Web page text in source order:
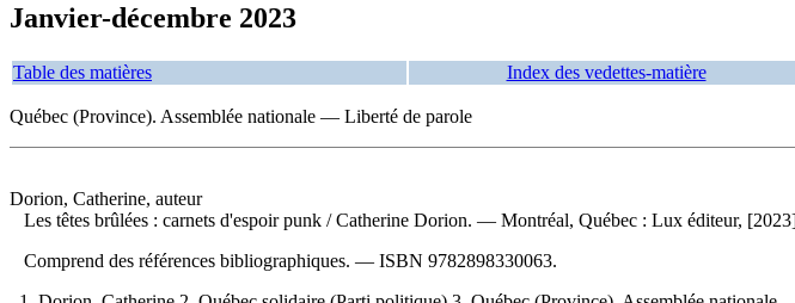
Janvier-décembre 2023
Table des matières Index des vedettes-matière
Québec (Province). Assemblée nationale — Liberté de parole
Dorion, Catherine, auteur
Les têtes brûlées : carnets d'espoir punk / Catherine Dorion. — Montréal, Québec : Lux éditeur,
Comprend des références bibliographiques. — ISBN 9782898330063.